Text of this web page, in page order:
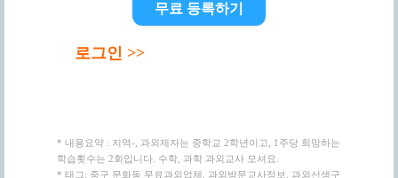
무료 등록하기
로그인 >>
* 내용요약 : 지역-, 과외제자는 중학교 2학년이고, 1주당 희망하는
학습횟수는 2회입니다. 수학, 과학 과외교사 모셔요.
* 태그: 중구 문화동 무료과외업체, 과외방문교사정보, 과외선생구